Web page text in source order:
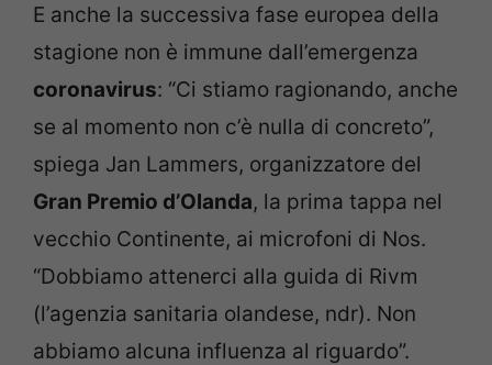
E anche la successiva fase europea della
stagione non è immune dall’emergenza
coronavirus: “Ci stiamo ragionando, anche
se al momento non c’è nulla di concreto”,
spiega Jan Lammers, organizzatore del
Gran Premio d’Olanda, la prima tappa nel
vecchio Continente, ai microfoni di Nos.
“Dobbiamo attenerci alla guida di Rivm
(l’agenzia sanitaria olandese, ndr). Non
abbiamo alcuna influenza al riguardo”.